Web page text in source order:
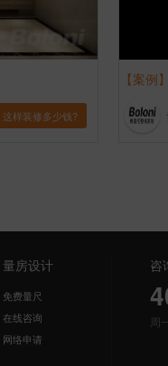
这样装修多少钱?
【案例
量房设计
免费量尺
在线咨询
网络申请
咨
周